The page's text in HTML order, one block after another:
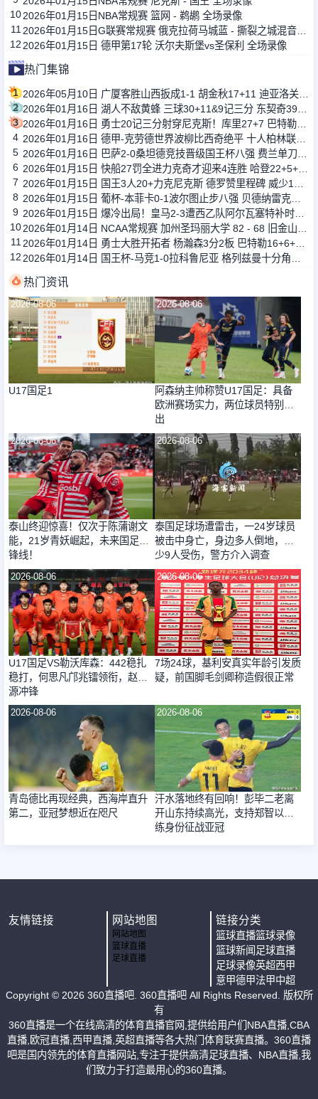
102026年01月15日NBA常规赛 篮网 - 鹈鹕 全场录像
11
12 2026年01月15日 德甲第17轮 沃尔夫斯堡vs圣保利 全场录像
热门集锦
1
2
3
4
5
6
7
8
9
10
11
12
热门资讯
2026-08-06
U17国足1
2026-08-06
阿森纳主帅称赞U17国足：具备
欧洲赛场实力，两位球员特别突
出
2026-08-06
泰山终迎惊喜！仅次于陈蒲谢文
能，21岁青妖崛起，未来国足新
锋线！
2026-08-06
泰国足球场遭雷击，一24岁球员
被击中身亡，身边多人倒地，至
少9人受伤，警方介入调查
2026-08-06
U17国足VS勒沃库森：442稳扎
稳打，何思凡邝兆镭领衔，赵松
源冲锋
2026-08-06
7场24球，基利安真实年龄引发质
疑，前国脚毛剑卿称造假很正常
2026-08-06
青岛德比再现经典，西海岸直升
第二，亚冠梦想近在咫尺
2026-08-06
汗水落地终有回响！彭毕二老离
开山东持续高光，支持郑智以教
练身份征战亚冠
友情链接 网站地图
网站地图
篮球直播
足球直播
链接分类
篮球直播篮球录像
篮球新闻 足球直播
足球录像英超西甲
意甲德甲法甲中超
Copyright © 2026 360直播吧. 360直播吧 All Rights Reserved. 版权所
有
360直播是一个在线高清的体育直播官网,提供给用户们NBA直播,CBA
直播,欧冠直播,西甲直播,英超直播等各大热门体育联赛直播。360直播
吧是国内领先的体育直播网站,专注于提供高清足球直播、NBA直播,我
们致力于打造最用心的360直播。